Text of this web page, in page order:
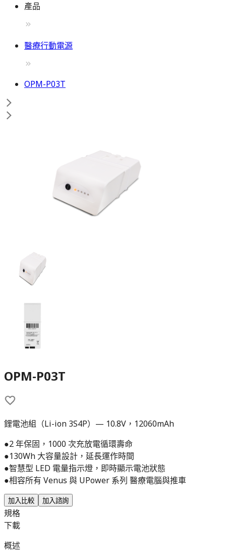
產品
醫療行動電源
OPM-P03T
OPM-P03T
鋰電池組（Li-ion 3S4P）— 10.8V，12060mAh
●2 年保固，1000 次充放電循環壽命
●130Wh 大容量設計，延長運作時間
●智慧型 LED 電量指示燈，即時顯示電池狀態
●相容所有 Venus 與 UPower 系列 醫療電腦與推車
加入比較 加入諮詢
規格
下載
概述